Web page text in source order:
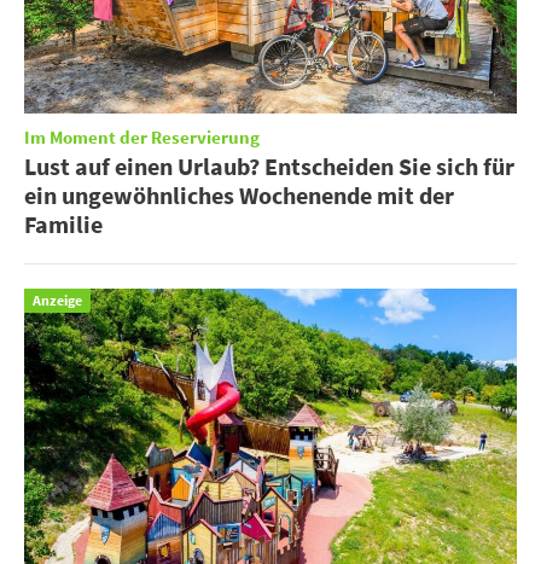
Im Moment der Reservierung
Lust auf einen Urlaub? Entscheiden Sie sich für
ein ungewöhnliches Wochenende mit der
Familie
Anzeige